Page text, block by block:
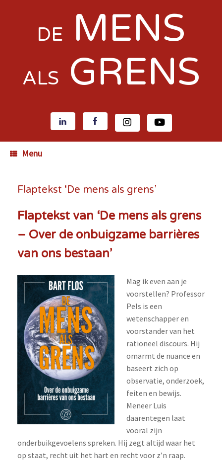
DE MENS
ALS GRENS
Menu
Flaptekst ‘De mens als grens’
Flaptekst van ‘De mens als grens
– Over de onbuigzame barrières
van ons bestaan’
Mag ik even aan je
voorstellen? Professor
Pels is een
wetenschapper en
voorstander van het
rationeel discours. Hij
omarmt de nuance en
baseert zich op
observatie, onderzoek,
feiten en bewijs.
Meneer Luis
daarentegen laat
vooral zijn
onderbuikgevoelens spreken. Hij zegt altijd waar het
op staat, recht uit het hart en recht voor z’n raap.